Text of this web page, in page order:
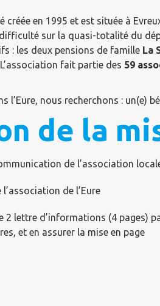
créée en 1995 et est située à
sur la quasi-totalité du
: les deux pensions de famille La
fait partie des 59
l’Eure, nous recherchons : un(e)
de la
de l’association
de l’Eure
2 lettre d’informations (4 pages)
et en assurer la mise en page